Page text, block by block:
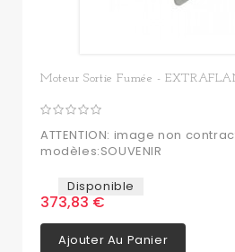
Moteur Sortie Fumée -
ATTENTION: image non
modèles:SOUVENIR
Disponible
373,83 €
Ajouter Au Panier